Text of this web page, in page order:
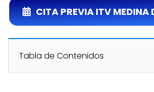
CITA PREVIA ITV MEDINA
Tabla de Contenidos